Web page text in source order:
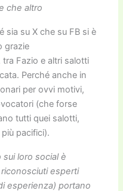
che altro
sia su X che su FB si è
grazie
tra Fazio e altri salotti
Perché anche in
per ovvi motivi,
(che forse
tutti quei salotti,
pacifici).
loro social è
esperti
esperienza) portano